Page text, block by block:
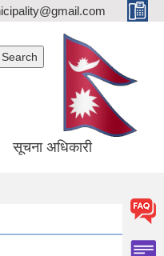
सूचना अधिकारी